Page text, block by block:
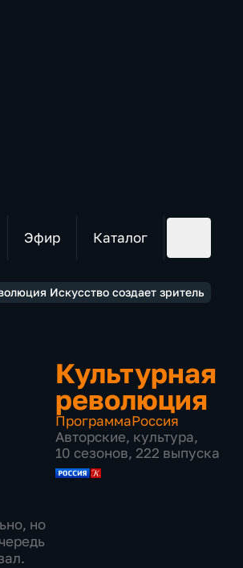
Эфир Каталог
Искусство создает зритель
но
Культурная
революция
ПрограммаРоссия
Авторские, культура,
10 сезонов, 222 выпуска